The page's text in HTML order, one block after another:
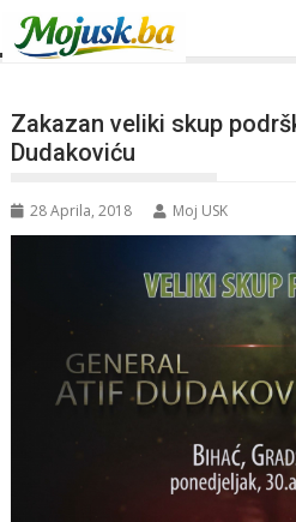
Zakazan veliki skup
Dudakoviću
28 Aprila, 2018 Moj USK